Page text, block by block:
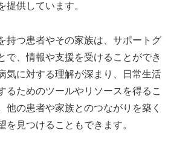
提供しています。
持つ患者やその家族は、サポートグ
で、情報や支援を受けることができ
気に対する理解が深まり、日常生活
るためのツールやリソースを得るこ
他の患者や家族とのつながりを築く
を見つけることもできます。